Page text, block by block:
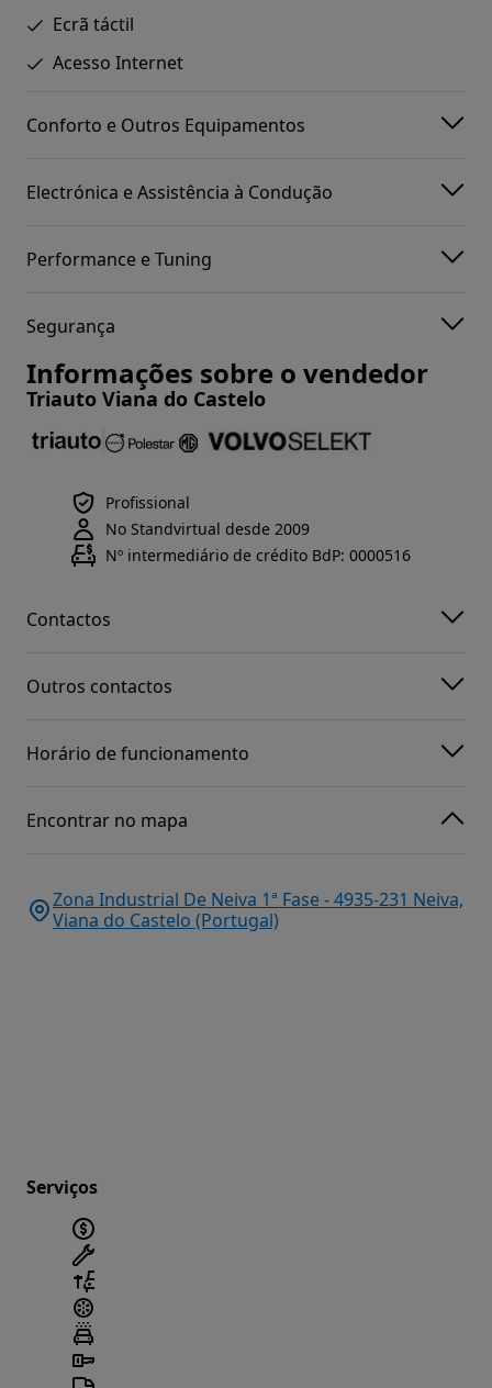
Ecrã táctil
Acesso Internet
Conforto e Outros Equipamentos
Electrónica e Assistência à Condução
Performance e Tuning
Segurança
Informações sobre o vendedor
Triauto Viana do Castelo
Profissional
No Standvirtual desde 2009
Nº intermediário de crédito BdP: 0000516
Contactos
Outros contactos
Horário de funcionamento
Encontrar no mapa
Zona Industrial De Neiva 1ª Fase - 4935-231 Neiva,
Viana do Castelo (Portugal)
Serviços